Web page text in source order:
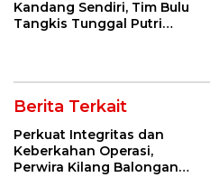
Kandang Sendiri, Tim Bulu
Tangkis Tunggal Putri
Berita Terkait
Perkuat Integritas dan
Keberkahan Operasi,
Perwira Kilang Balongan